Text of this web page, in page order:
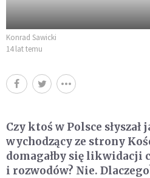
Konrad Sawicki
14 lat temu
Czy ktoś w Polsce słyszał
wychodzący ze strony
domagałby się likwidacji
i rozwodów? Nie.